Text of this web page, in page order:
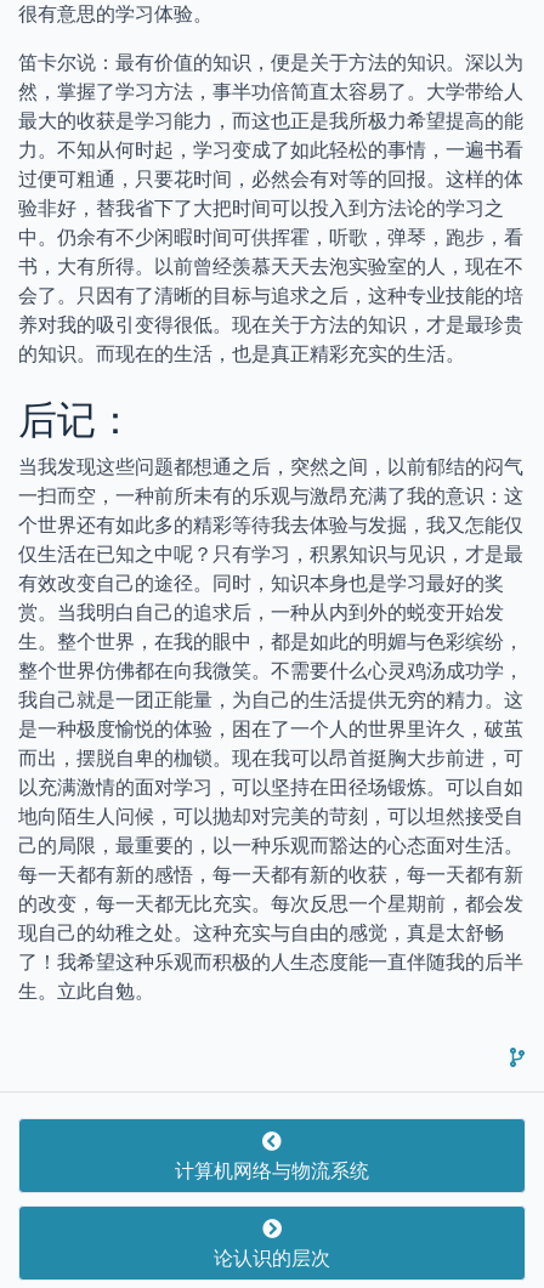
很有意思的学习体验。
笛卡尔说：最有价值的知识，便是关于方法的知识。深以为
然，掌握了学习方法，事半功倍简直太容易了。大学带给人
最大的收获是学习能力，而这也正是我所极力希望提高的能
力。不知从何时起，学习变成了如此轻松的事情，一遍书看
过便可粗通，只要花时间，必然会有对等的回报。这样的体
验非好，替我省下了大把时间可以投入到方法论的学习之
中。仍余有不少闲暇时间可供挥霍，听歌，弹琴，跑步，看
书，大有所得。以前曾经羡慕天天去泡实验室的人，现在不
会了。只因有了清晰的目标与追求之后，这种专业技能的培
养对我的吸引变得很低。现在关于方法的知识，才是最珍贵
的知识。而现在的生活，也是真正精彩充实的生活。
后记：
当我发现这些问题都想通之后，突然之间，以前郁结的闷气
一扫而空，一种前所未有的乐观与激昂充满了我的意识：这
个世界还有如此多的精彩等待我去体验与发掘，我又怎能仅
仅生活在已知之中呢？只有学习，积累知识与见识，才是最
有效改变自己的途径。同时，知识本身也是学习最好的奖
赏。当我明白自己的追求后，一种从内到外的蜕变开始发
生。整个世界，在我的眼中，都是如此的明媚与色彩缤纷，
整个世界仿佛都在向我微笑。不需要什么心灵鸡汤成功学，
我自己就是一团正能量，为自己的生活提供无穷的精力。这
是一种极度愉悦的体验，困在了一个人的世界里许久，破茧
而出，摆脱自卑的枷锁。现在我可以昂首挺胸大步前进，可
以充满激情的面对学习，可以坚持在田径场锻炼。可以自如
地向陌生人问候，可以抛却对完美的苛刻，可以坦然接受自
己的局限，最重要的，以一种乐观而豁达的心态面对生活。
每一天都有新的感悟，每一天都有新的收获，每一天都有新
的改变，每一天都无比充实。每次反思一个星期前，都会发
现自己的幼稚之处。这种充实与自由的感觉，真是太舒畅
了！我希望这种乐观而积极的人生态度能一直伴随我的后半
生。立此自勉。
计算机网络与物流系统
论认识的层次